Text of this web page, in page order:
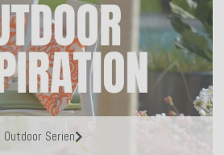
Outdoor Serien